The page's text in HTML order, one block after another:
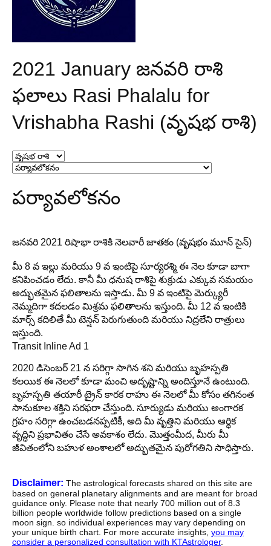
2021 January జనవరి రాశి
ఫలాలు Rasi Phalalu for
Vrishabha Rashi (వృషభ రాశి)
పర్యావలోకనం
జనవరి 2021 రిషాభా రాశికి నెలవారీ జాతకం (వృషభం మూన్ సైన్)
మీ 8 వ ఇల్లు మరియు 9 వ ఇంటిపై సూర్యరశ్మి ఈ నెల కూడా బాగా
కనిపించడం లేదు. కానీ మీ ధనుష రాశిపై శుక్రుడు ఎక్కువ సమయం
అద్భుతమైన ఫలితాలను ఇస్తాడు. మీ 9 వ ఇంటిపై మెర్క్యురీ
నెమ్మదిగా కదలడం మిశ్రమ ఫలితాలను ఇస్తుంది. మీ 12 వ ఇంటికి
మార్స్ కదిలితే మీ టెన్షన్ పెరుగుతుంది మరియు నిద్రలేని రాత్రులు
ఇస్తుంది.
Transit Inline Ad 1
2020 డిసెంబర్ 21 న సరిగ్గా సాగిన శని మరియు బృహస్పతి
కలయిక ఈ నెలలో కూడా మంచి అదృష్టాన్ని అందిస్తూనే ఉంటుంది.
బృహస్పతి తయారీ ట్రైన్ కారక రాహు ఈ నెలలో మీ కోసం తగినంత
సానుకూల శక్తిని సరఫరా చేస్తుంది. సూర్యుడు మరియు అంగారక
గ్రహం సరిగ్గా ఉంచబడనప్పటికీ, అది మీ వృత్తిని మరియు ఆర్థిక
వృద్ధిని ప్రభావితం చేసే అవకాశం లేదు. మొత్తంమీద, మీరు మీ
జీవితంలోని బహుళ అంశాలలో అద్భుతమైన పురోగతిని సాధిస్తారు.
Disclaimer: The astrological forecasts shared on this site are
based on general planetary alignments and are meant for broad
guidance only. Please note that nearly 700 million out of 8.3
billion people worldwide follow predictions based on a single
moon sign. so individual experiences may vary depending on
your unique birth chart. For more accurate insights, you may
consider a personalized consultation with KTAstrologer.